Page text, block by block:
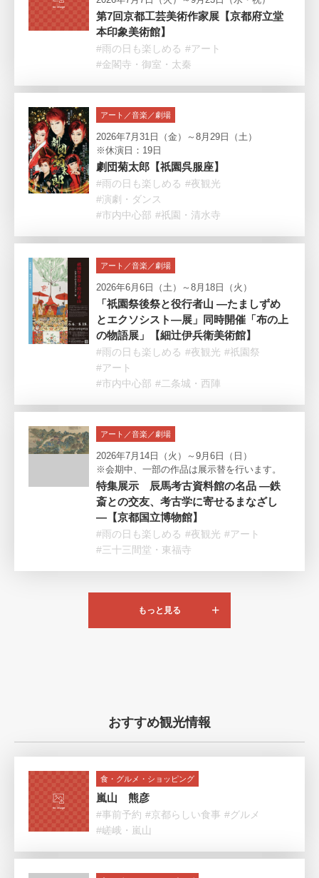
第7回京都工芸美術作家展【京都府立堂
本印象美術館】
#雨の日も楽しめる #アート
#金閣寺・御室・太秦
アート／音楽／劇場
2026年7月31日（金）～8月29日（土）
※休演日：19日
劇団菊太郎【祇園呉服座】
#雨の日も楽しめる #夜観光
#演劇・ダンス
#市内中心部 #祇園・清水寺
アート／音楽／劇場
2026年6月6日（土）～8月18日（火）
「祇園祭後祭と役行者山 ―たましずめ
とエクソシスト―展」同時開催「布の上
の物語展」【細辻伊兵衛美術館】
#雨の日も楽しめる #夜観光 #祇園祭
#アート
#市内中心部 #二条城・西陣
アート／音楽／劇場
2026年7月14日（火）～9月6日（日）
※会期中、一部の作品は展示替を行います。
特集展示 辰馬考古資料館の名品 ―鉄
斎との交友、考古学に寄せるまなざし
―【京都国立博物館】
#雨の日も楽しめる #夜観光 #アート
#三十三間堂・東福寺
もっと見る
おすすめ観光情報
食・グルメ・ショッピング
嵐山 熊彦
#事前予約 #京都らしい食事 #グルメ
#嵯峨・嵐山